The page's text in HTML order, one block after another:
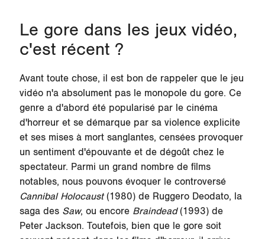
Le gore dans les jeux vidéo,
c'est récent ?
Avant toute chose, il est bon de rappeler que le jeu
vidéo n'a absolument pas le monopole du gore. Ce
genre a d'abord été popularisé par le cinéma
d'horreur et se démarque par sa violence explicite
et ses mises à mort sanglantes, censées provoquer
un sentiment d'épouvante et de dégoût chez le
spectateur. Parmi un grand nombre de films
notables, nous pouvons évoquer le controversé
Cannibal Holocaust(1980) de Ruggero Deodato, la
saga des Saw, ou encore Braindead(1993) de
Peter Jackson. Toutefois, bien que le gore soit